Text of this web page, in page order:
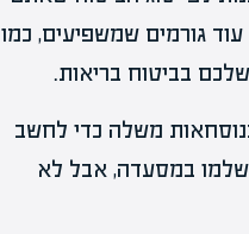
גורמים שמשפיעים, כמו
בביטוח בריאות.
משלה כדי לחשב
במסעדה, אבל לא